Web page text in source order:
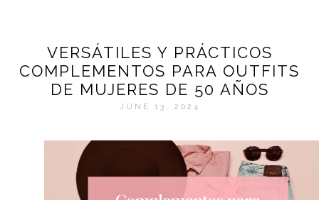
VERSÁTILES Y PRÁCTICOS
COMPLEMENTOS PARA OUTFITS
DE MUJERES DE 50 AÑOS
JUNE 13, 2024